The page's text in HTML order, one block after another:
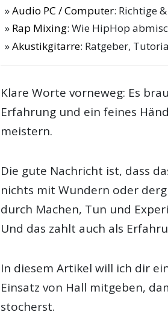
Audio PC / Computer: Richtige
Rap Mixing: Wie HipHop
Akustikgitarre: Ratgeber,
Klare Worte vorneweg: Es
Erfahrung und ein feines
meistern.
Die gute Nachricht ist, dass
nichts mit Wundern oder
durch Machen, Tun und
Und das zahlt auch als
In diesem Artikel will ich dir
Einsatz von Hall mitgeben,
stocherst.